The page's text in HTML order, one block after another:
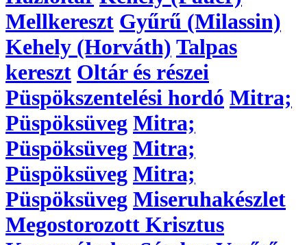
Mellkereszt Gyűrű (Milassin)
Kehely (Horváth) Talpas
kereszt Oltár és részei
Püspökszentelési hordó Mitra;
Püspöksüveg Mitra;
Püspöksüveg Mitra;
Püspöksüveg Mitra;
Püspöksüveg Miseruhakészlet
Megostorozott Krisztus